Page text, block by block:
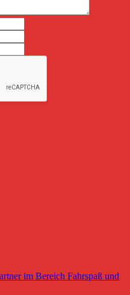
im Bereich Fahrspaß und